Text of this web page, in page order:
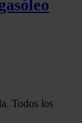
el uso que
otra
partir del uso
Todos los